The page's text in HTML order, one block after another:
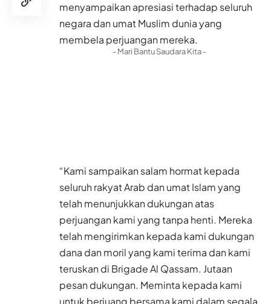
menyampaikan apresiasi terhadap seluruh
negara dan umat Muslim dunia yang
membela perjuangan mereka.
- Mari Bantu Saudara Kita -
“Kami sampaikan salam hormat kepada
seluruh rakyat Arab dan umat Islam yang
telah menunjukkan dukungan atas
perjuangan kami yang tanpa henti. Mereka
telah mengirimkan kepada kami dukungan
dana dan moril yang kami terima dan kami
teruskan di Brigade Al Qassam. Jutaan
pesan dukungan. Meminta kepada kami
untuk berjuang bersama kami dalam segala